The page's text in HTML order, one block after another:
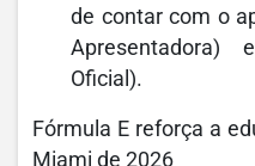
de contar com o
Apresentadora)
Oficial).
Fórmula E reforça a
Miami de 2026